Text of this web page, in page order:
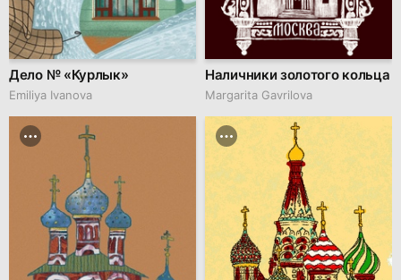
Дело № «Курлык»
Emiliya Ivanova
Наличники золотого кольца
Margarita Gavrilova